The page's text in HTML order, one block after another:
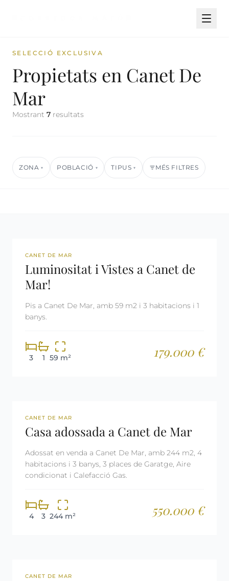
SELECCIÓ EXCLUSIVA
Propietats en Canet De
Mar
Mostrant 7 resultats
ZONA ▾ POBLACIÓ ▾ TIPUS ▾ MÉS FILTRES
REF: 2961
CANET DE MAR
Luminositat i Vistes a Canet de
Mar!
Pis a Canet De Mar, amb 59 m2 i 3 habitacions i 1
banys.
3 1 59 m² 179.000 €
REF: 3018
CANET DE MAR
Casa adossada a Canet de Mar
Adossat en venda a Canet De Mar, amb 244 m2, 4
habitacions i 3 banys, 3 places de Garatge, Aire
condicionat i Calefacció Gas.
4 3 244 m² 550.000 €
REF: 3114
CANET DE MAR